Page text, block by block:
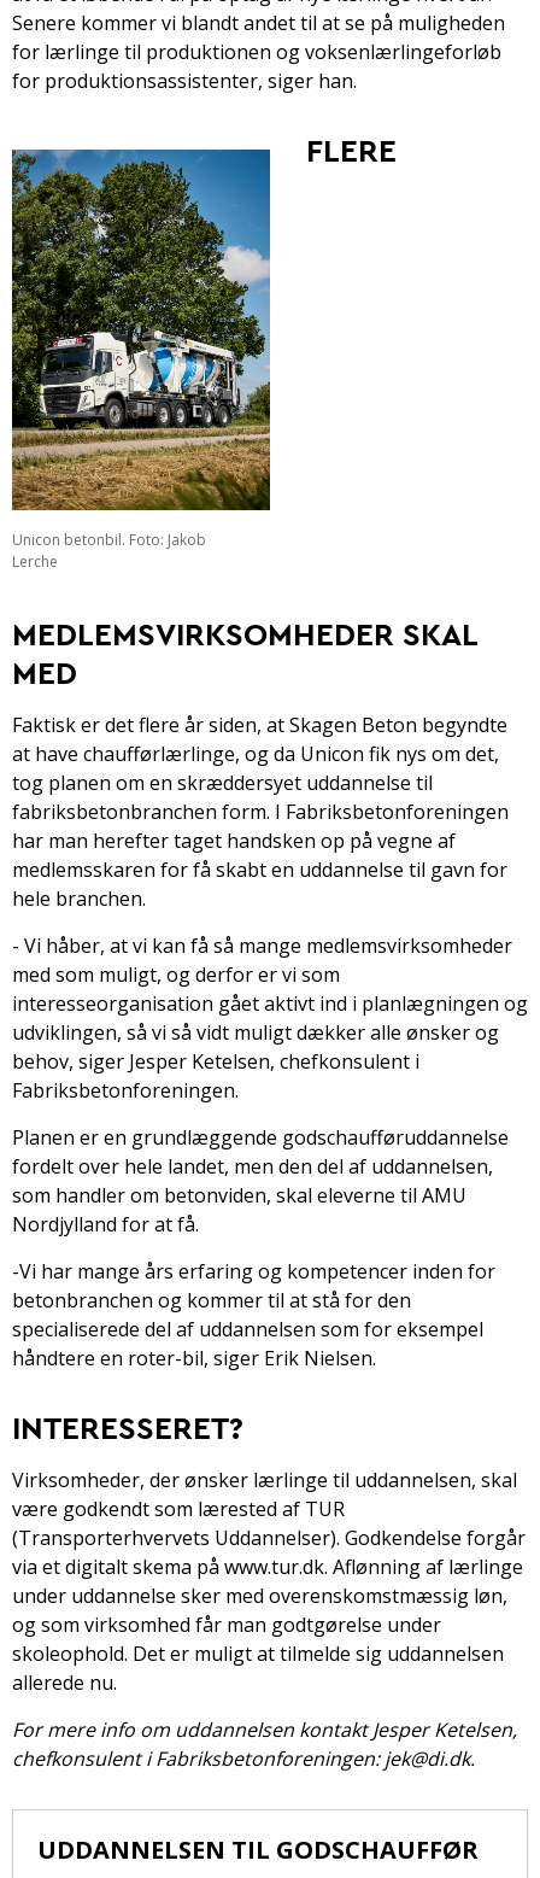
Senere kommer vi blandt andet til at se på muligheden
for lærlinge til produktionen og voksenlærlingeforløb
for produktionsassistenter, siger han.
Unicon betonbil. Foto: Jakob
Lerche
FLERE
MEDLEMSVIRKSOMHEDER SKAL
MED
Faktisk er det flere år siden, at Skagen Beton begyndte
at have chaufførlærlinge, og da Unicon fik nys om det,
tog planen om en skræddersyet uddannelse til
fabriksbetonbranchen form. I Fabriksbetonforeningen
har man herefter taget handsken op på vegne af
medlemsskaren for få skabt en uddannelse til gavn for
hele branchen.
- Vi håber, at vi kan få så mange medlemsvirksomheder
med som muligt, og derfor er vi som
interesseorganisation gået aktivt ind i planlægningen og
udviklingen, så vi så vidt muligt dækker alle ønsker og
behov, siger Jesper Ketelsen, chefkonsulent i
Fabriksbetonforeningen.
Planen er en grundlæggende godschaufføruddannelse
fordelt over hele landet, men den del af uddannelsen,
som handler om betonviden, skal eleverne til AMU
Nordjylland for at få.
-Vi har mange års erfaring og kompetencer inden for
betonbranchen og kommer til at stå for den
specialiserede del af uddannelsen som for eksempel
håndtere en roter-bil, siger Erik Nielsen.
INTERESSERET?
Virksomheder, der ønsker lærlinge til uddannelsen, skal
være godkendt som lærested af TUR
(Transporterhvervets Uddannelser). Godkendelse forgår
via et digitalt skema på www.tur.dk. Aflønning af lærlinge
under uddannelse sker med overenskomstmæssig løn,
og som virksomhed får man godtgørelse under
skoleophold. Det er muligt at tilmelde sig uddannelsen
allerede nu.
For mere info om uddannelsen kontakt Jesper Ketelsen,
chefkonsulent i Fabriksbetonforeningen: jek@di.dk.
UDDANNELSEN TIL GODSCHAUFFØR